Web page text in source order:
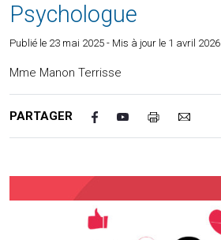
Psychologue
Publié le 23 mai 2025 - Mis à jour le 1 avril 2026
Mme Manon Terrisse
PARTAGER